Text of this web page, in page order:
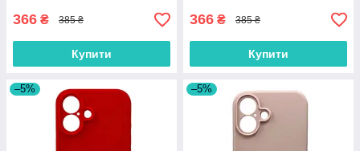
366 ₴ 385 ₴
Купити
366 ₴ 385 ₴
Купити
–5% –5%